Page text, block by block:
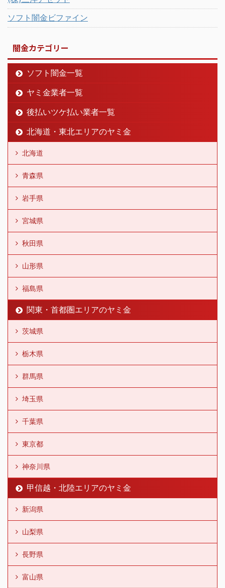
ソフト闇金ビファイン
闇金カテゴリー
ソフト闇金一覧
ヤミ金業者一覧
後払いツケ払い業者一覧
北海道・東北エリアのヤミ金
北海道
青森県
岩手県
宮城県
秋田県
山形県
福島県
関東・首都圏エリアのヤミ金
茨城県
栃木県
群馬県
埼玉県
千葉県
東京都
神奈川県
甲信越・北陸エリアのヤミ金
新潟県
山梨県
長野県
富山県